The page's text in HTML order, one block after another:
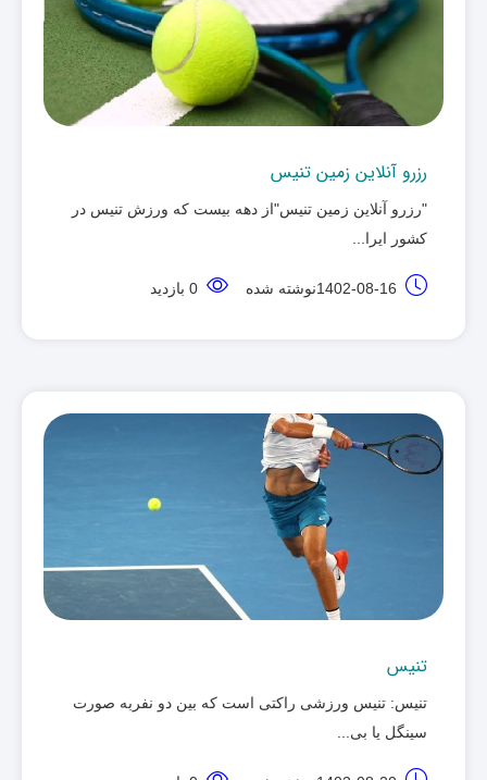
رزرو آنلاین زمین تنیس
"رزرو آنلاین زمین تنیس"از دهه بیست که ورزش تنیس در
کشور ایرا... ‌
1402-08-16نوشته شده 0 بازدید
تنیس
تنیس: تنیس ورزشی راکتی است که بین دو نفربه صورت
سینگل یا بی... ‌